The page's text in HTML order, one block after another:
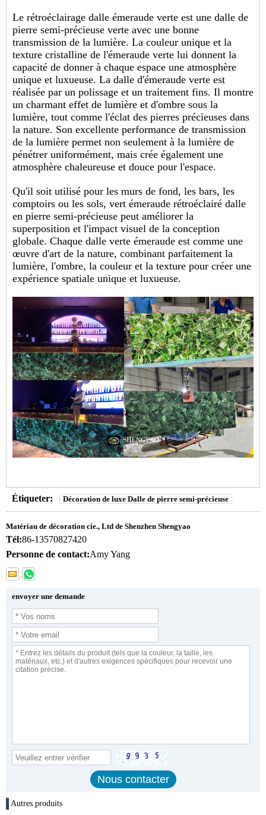
Le rétroéclairage dalle émeraude verte est une dalle de
pierre semi-précieuse verte avec une bonne
transmission de la lumière. La couleur unique et la
texture cristalline de l'émeraude verte lui donnent la
capacité de donner à chaque espace une atmosphère
unique et luxueuse. La dalle d'émeraude verte est
réalisée par un polissage et un traitement fins. Il montre
un charmant effet de lumière et d'ombre sous la
lumière, tout comme l'éclat des pierres précieuses dans
la nature. Son excellente performance de transmission
de la lumière permet non seulement à la lumière de
pénétrer uniformément, mais crée également une
atmosphère chaleureuse et douce pour l'espace.
Qu'il soit utilisé pour les murs de fond, les bars, les
comptoirs ou les sols, vert émeraude rétroéclairé dalle
en pierre semi-précieuse peut améliorer la
superposition et l'impact visuel de la conception
globale. Chaque dalle verte émeraude est comme une
œuvre d'art de la nature, combinant parfaitement la
lumière, l'ombre, la couleur et la texture pour créer une
expérience spatiale unique et luxueuse.
Étiqueter: Décoration de luxe Dalle de pierre semi-précieuse
Matériau de décoration cie., Ltd de Shenzhen Shengyao
Tél:86-13570827420
Personne de contact:Amy Yang
envoyer une demande
Autres produits